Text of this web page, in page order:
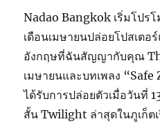
Nadao Bangkok เริ่มโปร
เดือนเมษายนปล่อยโปสเตอ
อังกฤษที่ฉันสัญญากับคุณ
เมษายนและบทเพลง
ได้รับการปล่อยตัวเมื่อวันที่
สั้น Twilight ล่าสุดในภูเก็ตเ